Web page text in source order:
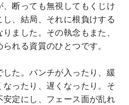
断っても無視してもくじけ
、結局、それに根負けする
ました。その執念もまた、
れる資質のひとつです。
た。パンチが入ったり、緩
ったり、遅くなったり。そ
定にし、フェース面が乱れ